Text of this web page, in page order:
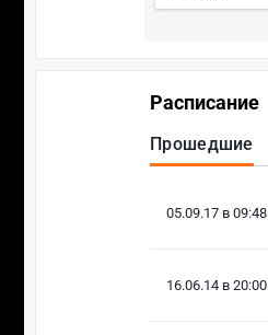
Расписание
Прошедшие
05.09.17 в 09:48
16.06.14 в 20:00